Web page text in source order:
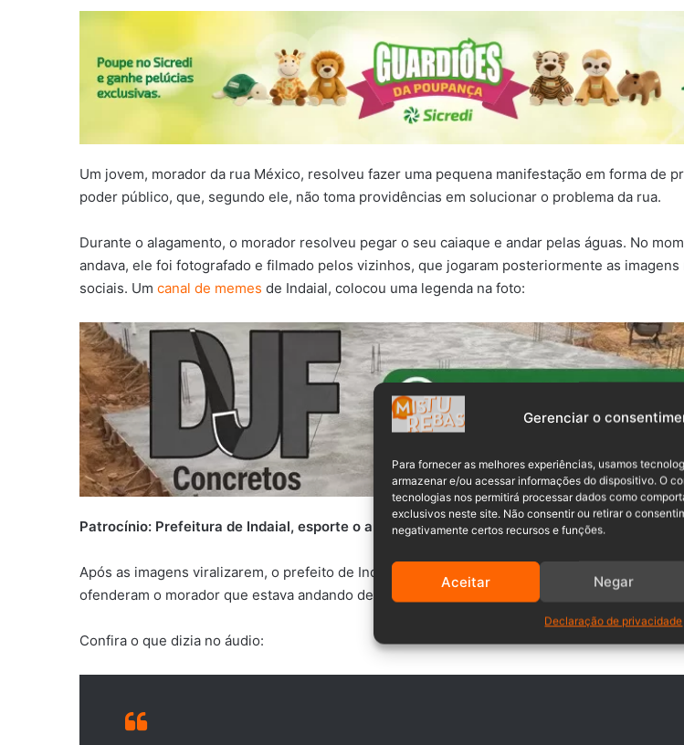
Gerenciar o
Para fornecer as melhores experiências, usamos
armazenar e/ou acessar informações do dispositivo. O
tecnologias nos permitirá processar dados como
exclusivos neste site. Não consentir ou retirar o
negativamente certos recursos e funções.
Aceitar Negar
Declaração de privacidade
Um jovem, morador da rua México, resolveu fazer uma pequena manifestação em forma de
poder público, que, segundo ele, não toma providências em solucionar o problema da rua.
Durante o alagamento, o morador resolveu pegar o seu caiaque e andar pelas águas. No
andava, ele foi fotografado e filmado pelos vizinhos, que jogaram posteriormente as imagens
sociais. Um canal de memes de Indaial, colocou uma legenda na foto:
Patrocínio: Prefeitura de Indaial, esporte o ano inteiro.
Após as imagens viralizarem, o prefeito de Indaial, André Moser, gravou um áudio com
ofenderam o morador que estava andando de caiaque.
Confira o que dizia no áudio: